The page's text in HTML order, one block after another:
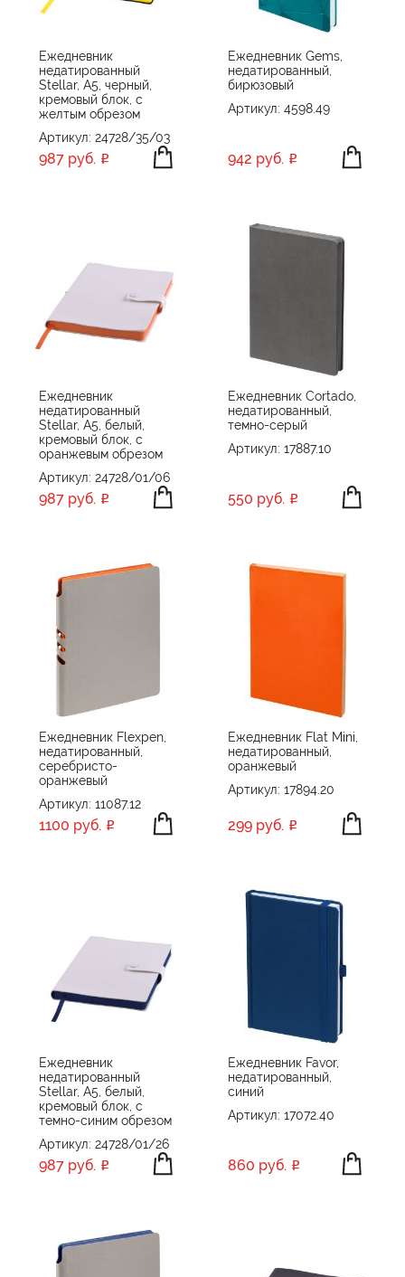
Ежедневник
недатированный
Stellar, А5, черный,
кремовый блок, с
желтым обрезом
Артикул: 24728/35/03
987 руб.
Ежедневник Gems,
недатированный,
бирюзовый
Артикул: 4598.49
942 руб.
Ежедневник
недатированный
Stellar, А5, белый,
кремовый блок, с
оранжевым обрезом
Артикул: 24728/01/06
987 руб.
Ежедневник Cortado,
недатированный,
темно-серый
Артикул: 17887.10
550 руб.
Ежедневник Flexpen,
недатированный,
серебристо-
оранжевый
Артикул: 11087.12
1100 руб.
Ежедневник Flat Mini,
недатированный,
оранжевый
Артикул: 17894.20
299 руб.
Ежедневник
недатированный
Stellar, А5, белый,
кремовый блок, с
темно-синим обрезом
Артикул: 24728/01/26
987 руб.
Ежедневник Favor,
недатированный,
синий
Артикул: 17072.40
860 руб.